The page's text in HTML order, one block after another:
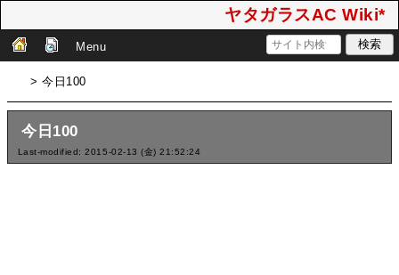
ヤタガラスAC Wiki*
Menu
> 今日100
今日100
Last-modified: 2015-02-13 (金) 21:52:24